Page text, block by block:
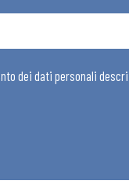
dei dati personali